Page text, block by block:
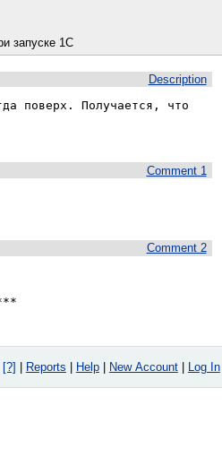
запуске 1С
Description
поверх. Получается, что
Comment 1
Comment 2
[?] Reports Help New Account Log In